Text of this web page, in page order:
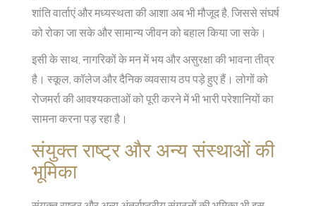
शांति वार्ताएं और मध्यस्थता की आशा अब भी मौजूद है, जिससे संघर्ष
को रोका जा सके और सामान्य जीवन को बहाल किया जा सके।
इसी के साथ, नागरिकों के मन में भय और असुरक्षा की भावना तीव्र
है। स्कूल, कॉलेज और दैनिक व्यवसाय ठप पड़े हुए हैं। लोगों को
रोजमर्रा की आवश्यकताओं को पूरी करने में भी भारी परेशानियों का
सामना करना पड़ रहा है।
संयुक्त राष्ट्र और अन्य संस्थाओं की
भूमिका